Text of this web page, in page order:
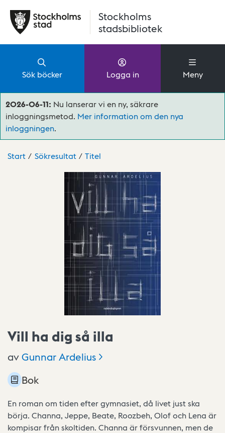
Stockholms
stadsbibliotek
Sök böcker Logga in Meny
2026-06-11: Nu lanserar vi en ny, säkrare
inloggningsmetod. Mer information om den nya
inloggningen.
Start Sökresultat Titel
Vill ha dig så illa
avGunnarArdelius
Bok
En roman om tiden efter gymnasiet, då livet just ska
börja. Channa, Jeppe, Beate, Roozbeh, Olof och Lena är
kompisar från skoltiden. Channa är försvunnen, men de